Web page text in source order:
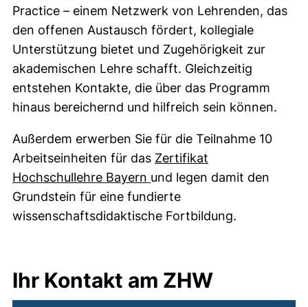
Practice – einem Netzwerk von Lehrenden, das
den offenen Austausch fördert, kollegiale
Unterstützung bietet und Zugehörigkeit zur
akademischen Lehre schafft. Gleichzeitig
entstehen Kontakte, die über das Programm
hinaus bereichernd und hilfreich sein können.
Außerdem erwerben Sie für die Teilnahme 10
Arbeitseinheiten für das Zertifikat
Hochschullehre Bayern und legen damit den
Grundstein für eine fundierte
wissenschaftsdidaktische Fortbildung.
Ihr Kontakt am ZHW